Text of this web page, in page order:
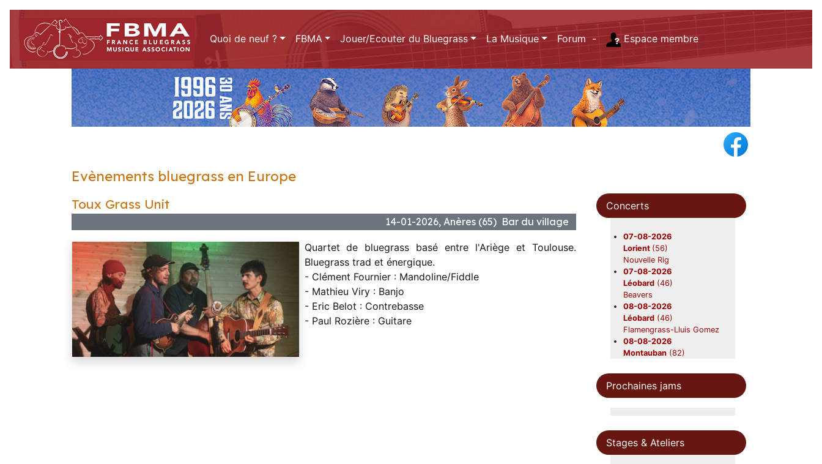
Quoi de neuf ? FBMA Jouer/Ecouter du Bluegrass La Musique Forum - Espace membre
Evènements bluegrass en Europe
Toux Grass Unit
14-01-2026, Anères (65) Bar du village
Quartet de bluegrass basé entre l'Ariège et Toulouse.
Bluegrass trad et énergique.
- Clément Fournier : Mandoline/Fiddle
- Mathieu Viry : Banjo
- Eric Belot : Contrebasse
- Paul Rozière : Guitare
Concerts
07-08-2026
Lorient (56)
Nouvelle Rig
07-08-2026
Léobard (46)
Beavers
08-08-2026
Léobard (46)
Flamengrass-Lluis Gomez
08-08-2026
Montauban (82)
08-08-2026
Léobard(46)
Lluis Gômez's
Moyenne Rig
21-08-2026
Prochaines jams
Stages & Ateliers